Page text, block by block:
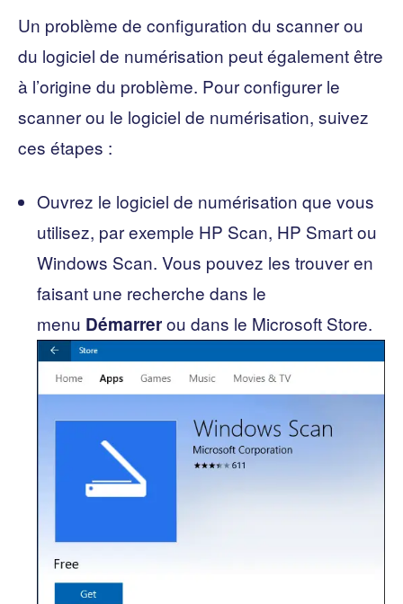
Un problème de configuration du scanner ou
du logiciel de numérisation peut également être
à l’origine du problème. Pour configurer le
scanner ou le logiciel de numérisation, suivez
ces étapes :
Ouvrez le logiciel de numérisation que vous
utilisez, par exemple HP Scan, HP Smart ou
Windows Scan. Vous pouvez les trouver en
faisant une recherche dans le
menu Démarrerou dans le Microsoft Store.